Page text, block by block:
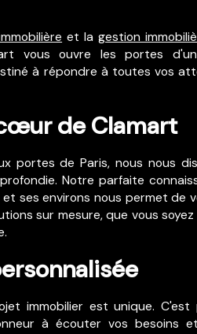
et la gestion
vous ouvre les portes
à répondre à toutes vos
de Clamart
portes de Paris, nous nous
Notre parfaite
ses environs nous permet de
sur mesure, que vous
immobilier est unique. C'est
à écouter vos besoins